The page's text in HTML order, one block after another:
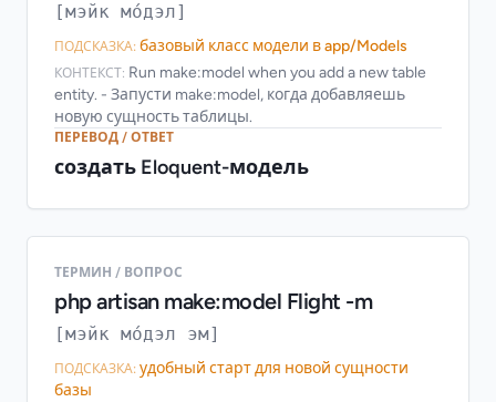
[мэйк мо́дэл]
ПОДСКАЗКА: базовый класс модели в app/Models
КОНТЕКСТ: Run make:model when you add a new table
entity. - Запусти make:model, когда добавляешь
новую сущность таблицы.
ПЕРЕВОД / ОТВЕТ
создать Eloquent-модель
ТЕРМИН / ВОПРОС
php artisan make:model Flight -m
[мэйк мо́дэл эм]
ПОДСКАЗКА: удобный старт для новой сущности
базы